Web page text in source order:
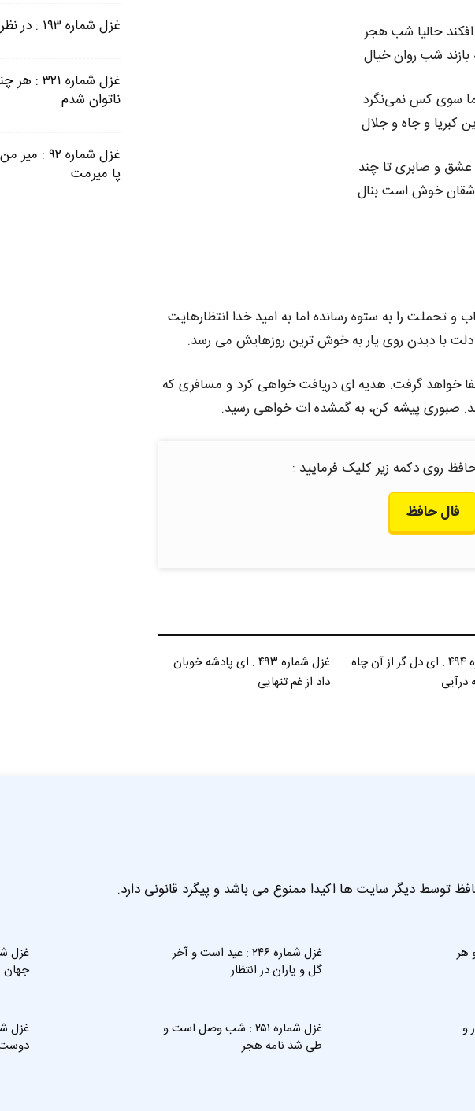
حالیا شب هجر
بازند شب روان خیال
سوی کس نمی‌نگرد
کبریا و جاه و جلال
عشق و صابری تا چند
خوش است بنال
تحملت را به ستوه رسانده اما به امید خدا انتظارهایت
با دیدن روی یار به خوش ترین روزهایش می رسد.
خواهد گرفت. هدیه ای دریافت خواهی کرد و مسافری که
صبوری پیشه کن، به گمشده ات خواهی رسید.
روی دکمه زیر کلیک فرمایید :
فال حافظ
غزل شماره ۴۹۴ : ای دل گر از آن چاه
درآیی
غزل شماره ۴۹۳ : ای پادشه خوبان
داد از غم تنهایی
غزل شماره ۱۹۳ : در نظربازی ما بی‌خبران حیرانند
غزل
ناتوان شدم
غزل
پا میرمت
توسط دیگر سایت ها اکیدا ممنوع می باشد و پیگرد قانونی دارد.
هر
غزل شماره ۲۴۶ : عید است و آخر
گل و یاران در انتظار
و
غزل شماره ۲۵۱ : شب وصل است و
طی شد نامه هجر